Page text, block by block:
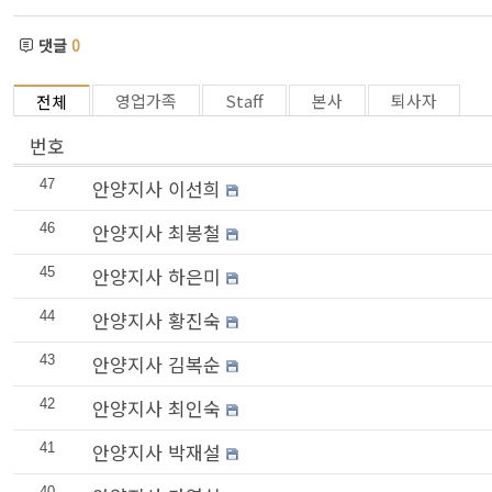
댓글 0
전체 영업가족 Staff 본사 퇴사자
번호
47 안양지사 이선희
46 안양지사 최봉철
45 안양지사 하은미
44 안양지사 황진숙
43 안양지사 김복순
42 안양지사 최인숙
41 안양지사 박재설